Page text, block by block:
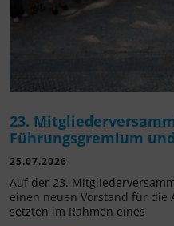
23.
Führungsgremium
25.07.2026
Auf der 23.
einen neuen Vorstand für die
setzten im Rahmen eines